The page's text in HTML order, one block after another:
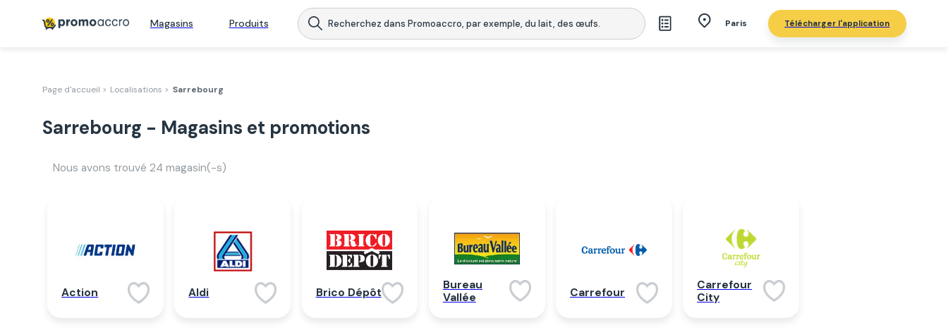
Magasins Produits Paris Télécharger l'application
Page d'accueil > Localisations > Sarrebourg
Sarrebourg - Magasins et promotions
Nous avons trouvé 24 magasin(-s)
Action Aldi Brico Dépôt
Bureau
Vallée
Carrefour
Carrefour
City